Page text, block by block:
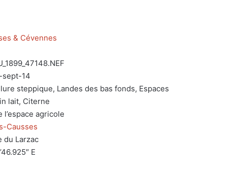
& Cévennes
sept-14
steppique, Landes des bas fonds, Espaces
lait, Citerne
l’espace agricole
Causses
du Larzac
E